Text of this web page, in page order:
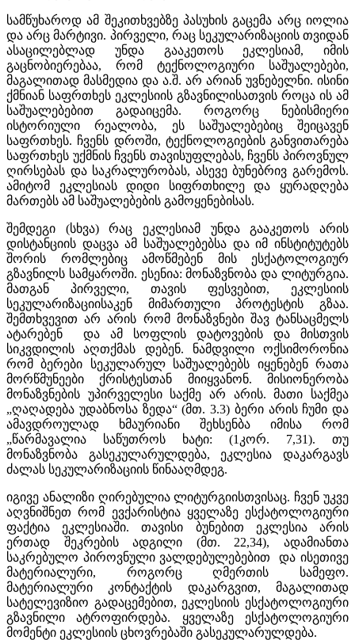
სამწუხაროდ ამ შეკითხვებზე პასუხის გაცემა არც იოლია
და არც მარტივი. პირველი, რაც სეკულარიზაციის თვიდან
ასაცილებლად უნდა გააკეთოს ეკლესიამ, იმის
გაცნობიერებაა, რომ ტექნოლოგიური საშუალებები,
მაგალითად მასმედია და ა.შ. არ არიან უვნებელნი. ისინი
ქმნიან საფრთხეს ეკლესიის გზავნილისათვის როცა ის ამ
საშუალებებით გადაიცემა. როგორც ნებისმიერი
ისტორიული რეალობა, ეს საშუალებებიც შეიცავენ
საფრთხეს. ჩვენს დროში, ტექნოლოგიების განვითარება
საფრთხეს უქმნის ჩვენს თავისუფლებას, ჩვენს პიროვნულ
ღირსებას და საკრალურობას, ასევე ბუნებრივ გარემოს.
ამიტომ ეკლესიას დიდი სიფრთხილე და ყურადღება
მართებს ამ საშუალებების გამოყენებისას.
შემდეგი (სხვა) რაც ეკლესიამ უნდა გააკეთოს არის
დისტანციის დაცვა ამ საშუალებებსა და იმ ინსტიტუტებს
შორის რომლებიც ამოწმებენ მის ესქატოლოგიურ
გზავნილს სამყაროში. ესენია: მონაზვნობა და ლიტურგია.
მათგან პირველი, თავის ფესვებით, ეკლესიის
სეკულარიზაციისაკენ მიმართული პროტესტის გზაა.
შემთხვევით არ არის რომ მონაზვნები შავ ტანსაცმელს
ატარებენ და ამ სოფლის დატოვების და მისთვის
სიკვდილის აღთქმას დებენ. ნამდვილი ოქსიმორონია
რომ ბერები სეკულარულ საშუალებებს იყენებენ რათა
მორწმუნეები ქრისტესთან მიიყვანონ. მისიონერობა
მონაზვნების უპირველესი საქმე არ არის. მათი საქმეა
„ღაღადება უდაბნოსა ზედა“ (მთ. 3.3) ბერი არის ჩუმი და
ამავდროულად ხმაურიანი შეხსენბა იმისა რომ
„წარმავალია საწუთროს ხატი: (1კორ. 7,31). თუ
მონაზვნობა გასეკულარულდება, ეკლესია დაკარგავს
ძალას სეკულარიზაციის წინააღმდეგ.
იგივე ანალიზი ღირებულია ლიტურგიისთვისაც. ჩვენ უკვე
აღვნიშნეთ რომ ევქარისტია ყველაზე ესქატოლოგიური
ფაქტია ეკლესიაში. თავისი ბუნებით ეკლესია არის
ერთად შეკრების ადგილი (მთ. 22,34), ადამიანთა
საკრებულო პიროვნული ვალდებულებებით და ისეთივე
მატერიალური, როგორც ღმერთის სამეფო.
მატერიალური კონტაქტის დაკარგვით, მაგალითად
სატელევიზიო გადაცემებით, ეკლესიის ესქატოლოგიური
გზავნილი ატროფირდება. ყველაზე ესქატოლოგიური
მომენტი ეკლესიის ცხოვრებაში გასეკულარულდება.